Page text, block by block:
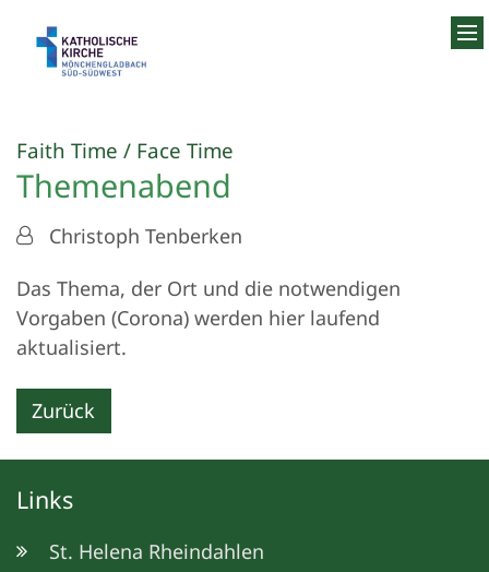
Faith Time / Face Time
Themenabend
Von:Christoph Tenberken
Das Thema, der Ort und die notwendigen
Vorgaben (Corona) werden hier laufend
aktualisiert.
Zurück
Links
St. Helena Rheindahlen